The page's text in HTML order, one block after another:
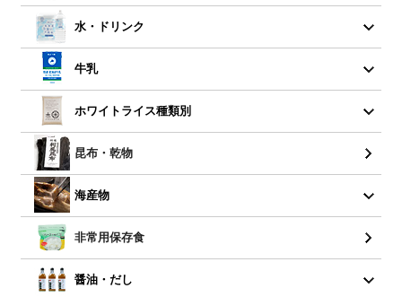
水・ドリンク
牛乳
ホワイトライス種類別
昆布・乾物
海産物
非常用保存食
醤油・だし